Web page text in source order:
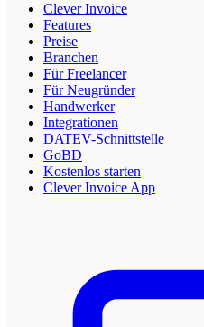
Clever Invoice
Features
Preise
Branchen
Für Freelancer
Für Neugründer
Handwerker
Integrationen
DATEV-Schnittstelle
GoBD
Kostenlos starten
Clever Invoice App